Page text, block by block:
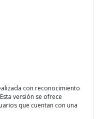
con reconocimiento
versión se ofrece
que cuentan con una